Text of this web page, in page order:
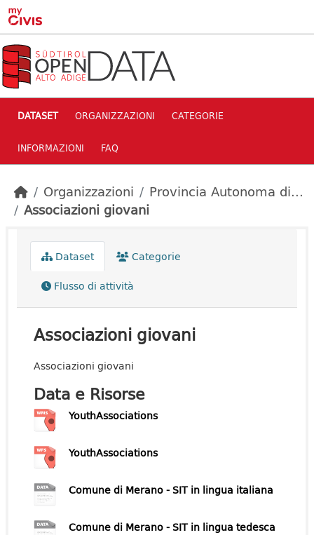
Skip to main content
DATASET ORGANIZZAZIONI CATEGORIE
INFORMAZIONI FAQ
Organizzazioni
Provincia Autonoma di...
Associazioni giovani
Dataset
Categorie
Flusso di attività
Associazioni giovani
Associazioni giovani
Data e Risorse
YouthAssociations
YouthAssociations
Comune di Merano - SIT in lingua italiana
Comune di Merano - SIT in lingua tedesca